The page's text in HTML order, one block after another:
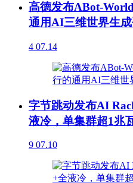
高德发布ABot-
通用AI三维世界生
4 07.14
字节跳动发布AI
液冷，单集群超1兆
9 07.10